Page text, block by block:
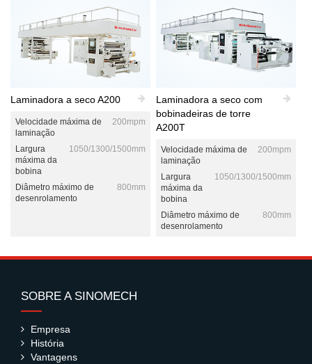
Laminadora a seco A200
Velocidade máxima de
laminação
200mpm
Largura
máxima da
bobina
1050/1300/1500mm
Diâmetro máximo de
desenrolamento
800mm
Laminadora a seco com
bobinadeiras de torre
A200T
Velocidade máxima de
laminação
200mpm
Largura
máxima da
bobina
1050/1300/1500mm
Diâmetro máximo de
desenrolamento
800mm
SOBRE A SINOMECH
Empresa
História
Vantagens